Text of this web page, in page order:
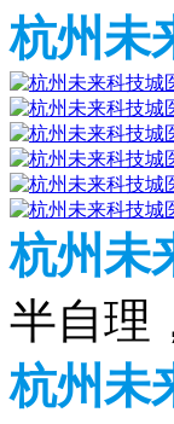
杭州未
杭州未
半自理
杭州未